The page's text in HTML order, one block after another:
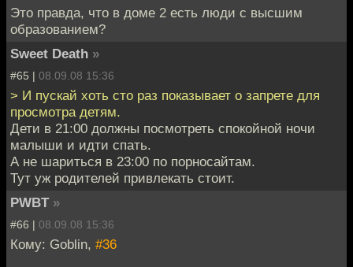
Это правда, что в доме 2 есть люди с высшим
образованием?
Sweet Death »
#65 | 08.09.08 15:36
> И пускай хоть сто раз показывает о запрете для
просмотра детям.
Дети в 21:00 должны посмотреть спокойной ночи
малыши и идти спать.
А не шариться в 23:00 по порносайтам.
Тут уж родителей привлекать стоит.
PWBT »
#66 | 08.09.08 15:36
Кому: Goblin, #36